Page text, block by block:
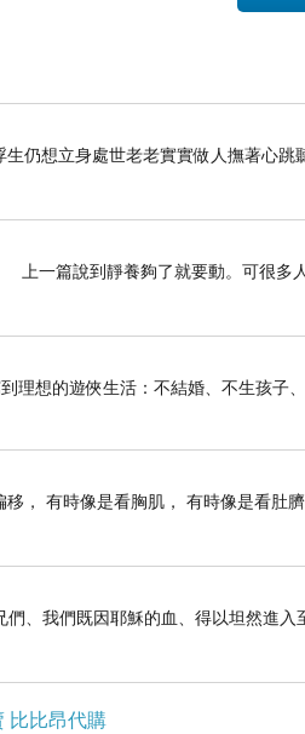
仍想立身處世老老實實做人撫著心
篇說到靜養夠了就要動。可很多
理想的遊俠生活：不結婚、不生孩
， 有時像是看胸肌， 有時像是看肚
、我們既因耶穌的血、得以坦然進
比比昂代購